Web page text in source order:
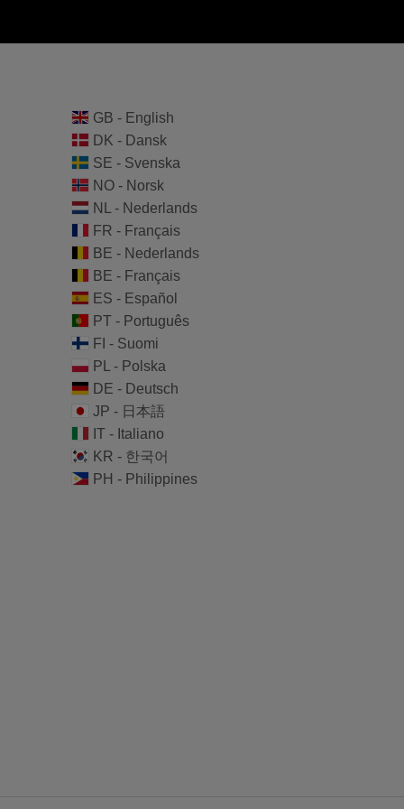
GB - English
DK - Dansk
SE - Svenska
NO - Norsk
NL - Nederlands
FR - Français
BE - Nederlands
BE - Français
ES - Español
PT - Português
FI - Suomi
PL - Polska
DE - Deutsch
JP - 日本語
IT - Italiano
KR - 한국어
PH - Philippines